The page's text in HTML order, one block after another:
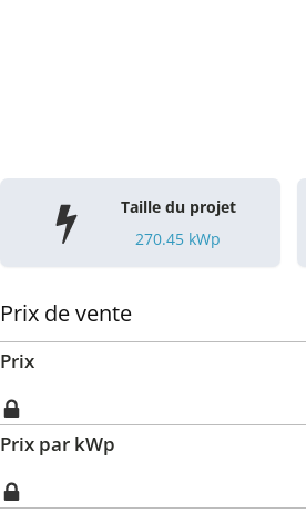
Taille du projet
270.45 kWp
Prix de vente
Prix
Prix par kWp